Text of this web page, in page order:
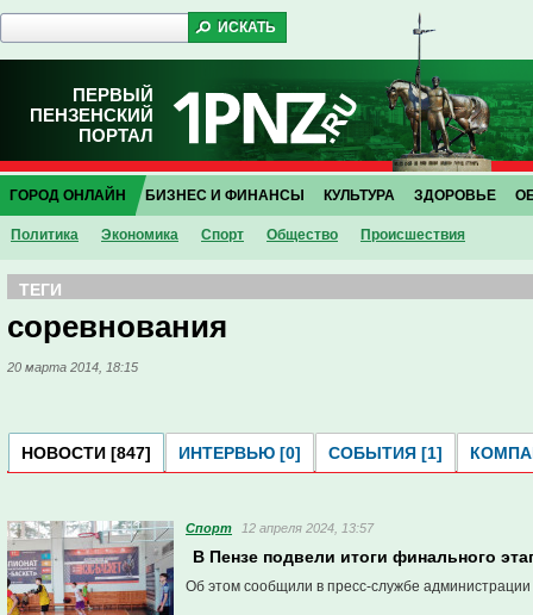
ПЕРВЫЙ
ПЕНЗЕНСКИЙ
ПОРТАЛ
ГОРОД ОНЛАЙН
Политика Экономика Спорт Общество Проиcшествия
БИЗНЕС И ФИНАНСЫ КУЛЬТУРА ЗДОРОВЬЕ
ТЕГИ
соревнования
20 марта 2014, 18:15
НОВОСТИ [847] ИНТЕРВЬЮ [0] СОБЫТИЯ [1]
Спорт 12 апреля 2024, 13:57
В Пензе подвели итоги финального
Об этом сообщили в пресс-службе